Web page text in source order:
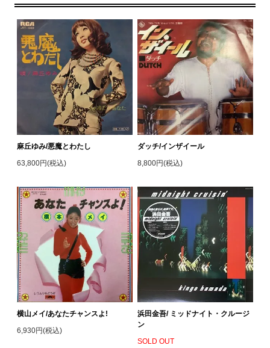
麻丘ゆみ/悪魔とわたし
63,800円(税込)
ダッチ/インザイール
8,800円(税込)
横山メイ/あなたチャンスよ!
6,930円(税込)
浜田金吾/ ミッドナイト・クルージ
ン
SOLD OUT